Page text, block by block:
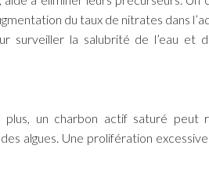
du taux de nitrates dans
surveiller la salubrité de l’eau et
un charbon actif saturé peut
algues. Une prolifération excessive